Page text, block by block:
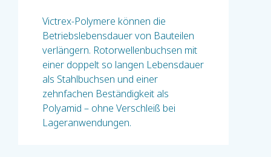
Victrex-Polymere können die
Betriebslebensdauer von Bauteilen
verlängern. Rotorwellenbuchsen mit
einer doppelt so langen Lebensdauer
als Stahlbuchsen und einer
zehnfachen Beständigkeit als
Polyamid – ohne Verschleiß bei
Lageranwendungen.